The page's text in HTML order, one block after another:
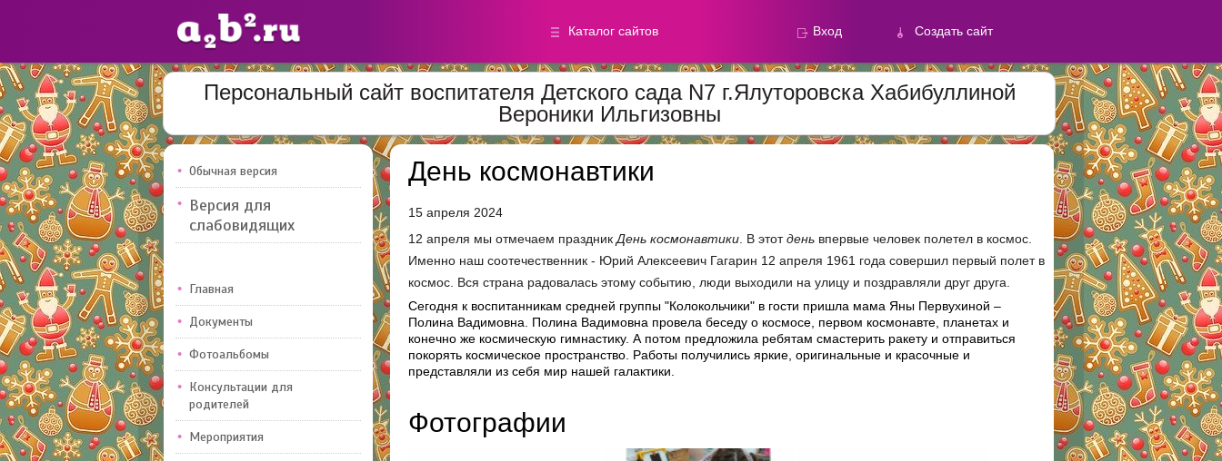
Каталог сайтов Создать сайт
Вход
педагогов
Метод.
материалы
фотографий
Персональный сайт воспитателя Детского сада N7 г.Ялуторовска Хабибуллиной
Вероники Ильгизовны
Обычная версия
Версия для
слабовидящих
Главная
Документы
Фотоальбомы
Консультации для
родителей
Мероприятия
День космонавтики
15 апреля 2024
12 апреля мы отмечаем праздник День космонавтики . В этотдень впервые человек полетел в космос.
Именно наш соотечественник - Юрий Алексеевич Гагарин 12 апреля 1961 года совершил первый полет в
космос. Вся страна радовалась этому событию, люди выходили на улицу и поздравляли друг друга.
Сегодня к воспитанникам средней группы "Колокольчики" в гости пришла мама Яны Первухиной –
Полина Вадимовна. Полина Вадимовна провела беседу о космосе, первом космонавте, планетах и
конечно же космическую гимнастику. А потом предложила ребятам смастерить ракету и отправиться
покорять космическое пространство. Работы получились яркие, оригинальные и красочные и
представляли из себя мир нашей галактики.
Фотографии